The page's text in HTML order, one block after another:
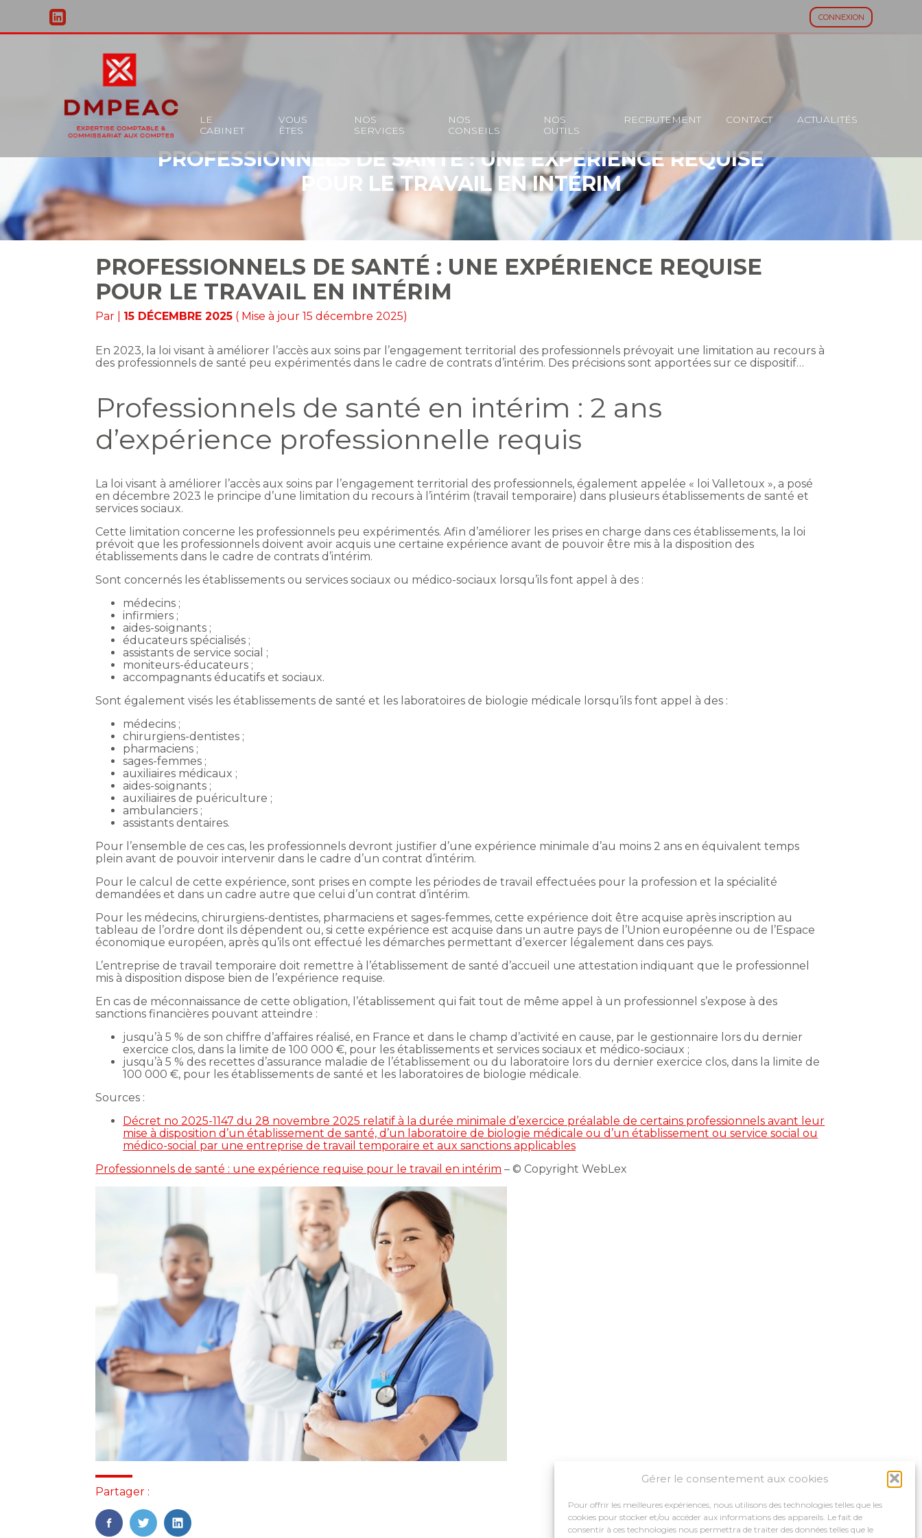
Gérer le consentement aux cookies
Pour offrir les meilleures expériences, nous utilisons des technologies telles que les
cookies pour stocker et/ou accéder aux informations des appareils. Le fait de
consentir à ces technologies nous permettra de traiter des données telles que le
CONNEXION
au
Principal
LE
CABINET
VOUS
ÊTES
NOS
SERVICES
NOS
CONSEILS
NOS
OUTILS
RECRUTEMENT CONTACT ACTUALITÉS
PROFESSIONNELS DE SANTÉ : UNE EXPÉRIENCE REQUISE
POUR LE TRAVAIL EN INTÉRIM
PROFESSIONNELS DE SANTÉ : UNE EXPÉRIENCE REQUISE
POUR LE TRAVAIL EN INTÉRIM
Par 15 DÉCEMBRE 2025 ( Mise à jour 15 décembre 2025)
En 2023, la loi visant à améliorer l’accès aux soins par l’engagement territorial des professionnels prévoyait une limitation au recours à
des professionnels de santé peu expérimentés dans le cadre de contrats d’intérim. Des précisions sont apportées sur ce dispositif…
Professionnels de santé en intérim : 2 ans
d’expérience professionnelle requis
La loi visant à améliorer l’accès aux soins par l’engagement territorial des professionnels, également appelée « loi Valletoux », a posé
en décembre 2023 le principe d’une limitation du recours à l’intérim (travail temporaire) dans plusieurs établissements de santé et
services sociaux.
Cette limitation concerne les professionnels peu expérimentés. Afin d’améliorer les prises en charge dans ces établissements, la loi
prévoit que les professionnels doivent avoir acquis une certaine expérience avant de pouvoir être mis à la disposition des
établissements dans le cadre de contrats d’intérim.
Sont concernés les établissements ou services sociaux ou médico-sociaux lorsqu’ils font appel à des :
médecins ;
infirmiers ;
aides-soignants ;
éducateurs spécialisés ;
assistants de service social ;
moniteurs-éducateurs ;
accompagnants éducatifs et sociaux.
Sont également visés les établissements de santé et les laboratoires de biologie médicale lorsqu’ils font appel à des :
médecins ;
chirurgiens-dentistes ;
pharmaciens ;
sages-femmes ;
auxiliaires médicaux ;
aides-soignants ;
auxiliaires de puériculture ;
ambulanciers ;
assistants dentaires.
Pour l’ensemble de ces cas, les professionnels devront justifier d’une expérience minimale d’au moins 2 ans en équivalent temps
plein avant de pouvoir intervenir dans le cadre d’un contrat d’intérim.
Pour le calcul de cette expérience, sont prises en compte les périodes de travail effectuées pour la profession et la spécialité
demandées et dans un cadre autre que celui d’un contrat d’intérim.
Pour les médecins, chirurgiens-dentistes, pharmaciens et sages-femmes, cette expérience doit être acquise après inscription au
tableau de l’ordre dont ils dépendent ou, si cette expérience est acquise dans un autre pays de l’Union européenne ou de l’Espace
économique européen, après qu’ils ont effectué les démarches permettant d’exercer légalement dans ces pays.
L’entreprise de travail temporaire doit remettre à l’établissement de santé d’accueil une attestation indiquant que le professionnel
mis à disposition dispose bien de l’expérience requise.
En cas de méconnaissance de cette obligation, l’établissement qui fait tout de même appel à un professionnel s’expose à des
sanctions financières pouvant atteindre :
jusqu’à 5 % de son chiffre d’affaires réalisé, en France et dans le champ d’activité en cause, par le gestionnaire lors du dernier
exercice clos, dans la limite de 100 000 €, pour les établissements et services sociaux et médico-sociaux ;
jusqu’à 5 % des recettes d’assurance maladie de l’établissement ou du laboratoire lors du dernier exercice clos, dans la limite de
100 000 €, pour les établissements de santé et les laboratoires de biologie médicale.
Sources :
Décret no 2025-1147 du 28 novembre 2025 relatif à la durée minimale d’exercice préalable de certains professionnels avant leur
mise à disposition d’un établissement de santé, d’un laboratoire de biologie médicale ou d’un établissement ou service social ou
médico-social par une entreprise de travail temporaire et aux sanctions applicables
Professionnels de santé : une expérience requise pour le travail en intérim – © Copyright WebLex
Partager :